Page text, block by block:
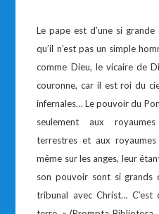
Le pape est d’une si
qu’il n’est pas un simple
comme Dieu, le vicaire de
couronne, car il est roi du
infernales… Le pouvoir du
seulement aux
terrestres et aux
même sur les anges, leur
son pouvoir sont si grands
tribunal avec Christ…